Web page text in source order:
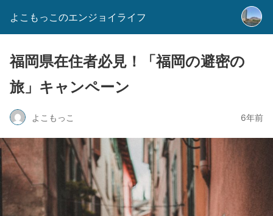
よこもっこのエンジョイライフ
福岡県在住者必見！「福岡の避密の
旅」キャンペーン
よこもっこ 6年前